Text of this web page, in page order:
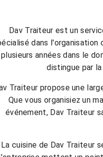
Dav Traiteur est un
dans
plusieurs années dans le
distingue par
Traiteur propose une
Que vous organisiez un
événement, Dav Traiteur
La cuisine de Dav Traiteur